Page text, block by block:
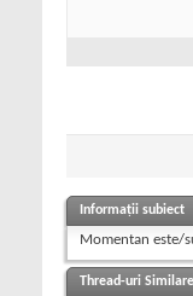
Informații subiect
Momentan este/
Thread-uri Similare